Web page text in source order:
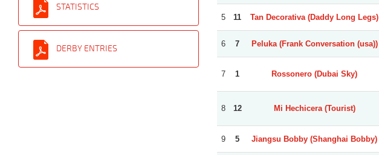
STATISTICS
DERBY ENTRIES
5 11 Tan Decorativa (Daddy Long Legs)
6 7 Peluka (Frank Conversation (usa))
7 1 Rossonero (Dubai Sky)
8 12 Mi Hechicera (Tourist)
9 5 Jiangsu Bobby (Shanghai Bobby)